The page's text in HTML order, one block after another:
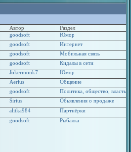
Автор
Раздел
goodsoft
Юмор
goodsoft
Интернет
goodsoft
Мобильная связь
goodsoft
Кидалы в сети
Jokermonk7
Юмор
Aerius
Общение
goodsoft
Политика, общество, власть
Sirius
Обьявления о продаже
alitka984
Партнёрки
goodsoft Рыбалка